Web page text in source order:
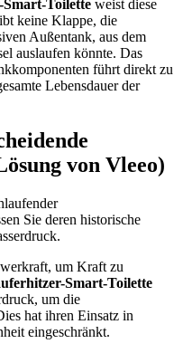
Toilette weist diese
keine Klappe, die
Außentank, aus dem
auslaufen könnte. Das
führt direkt zu
Lebensdauer der
von Vleeo)
Sie deren historische
um Kraft zu
Smart-Toilette
um die
hat ihren Einsatz in
eingeschränkt.